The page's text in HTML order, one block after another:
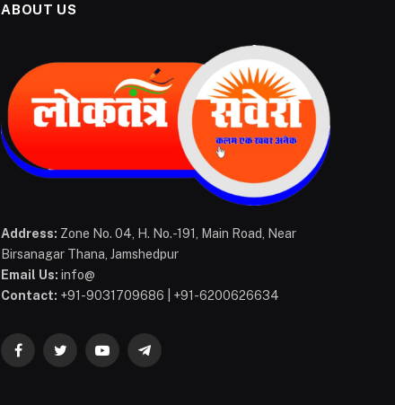
ABOUT US
Address: Zone No. 04, H. No.-191, Main Road, Near
Birsanagar Thana, Jamshedpur
Email Us: info@
Contact: +91-9031709686 | +91-6200626634
FacebookTwitterYouTubeTelegram